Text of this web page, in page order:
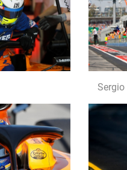
Sergio